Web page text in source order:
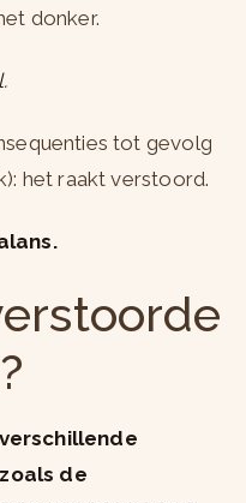
donker.
tot gevolg
het raakt verstoord.
de